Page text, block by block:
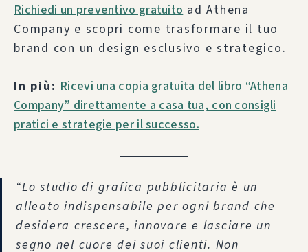
Richiedi un preventivo gratuito ad Athena
Company e scopri come trasformare il tuo
brand con un design esclusivo e strategico.
In più: Ricevi una copia gratuita del libro “Athena
Company” direttamente a casa tua, con consigli
pratici e strategie per il successo.
“Lo studio di grafica pubblicitaria è un
alleato indispensabile per ogni brand che
desidera crescere, innovare e lasciare un
segno nel cuore dei suoi clienti. Non